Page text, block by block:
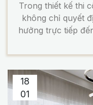
Trong thiết kế thi
không chỉ quyết
hưởng trực tiếp
trí hợp lý, thiết
18
01